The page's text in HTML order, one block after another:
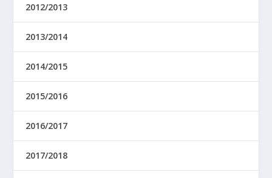
2012/2013
2013/2014
2014/2015
2015/2016
2016/2017
2017/2018